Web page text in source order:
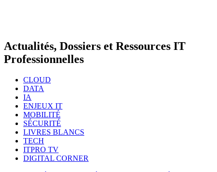
Actualités, Dossiers et Ressources IT
Professionnelles
CLOUD
DATA
IA
ENJEUX IT
MOBILITÉ
SÉCURITÉ
LIVRES BLANCS
TECH
ITPRO TV
DIGITAL CORNER